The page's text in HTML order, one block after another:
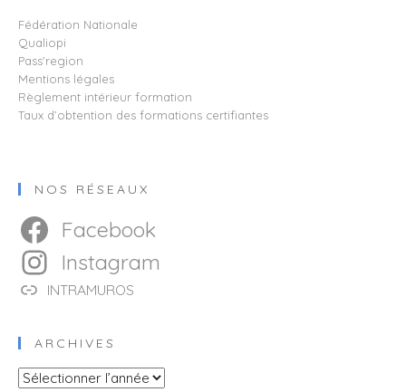
Fédération Nationale
Qualiopi​​​​​​​
Pass'region
Mentions légales
Règlement intérieur formation
Taux d’obtention des formations certifiantes
NOS RÉSEAUX
Facebook
Instagram
INTRAMUROS
ARCHIVES
Archives